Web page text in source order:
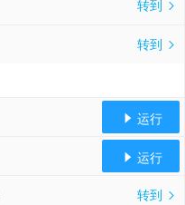
转到 
转到 
 运行
 运行
转到 